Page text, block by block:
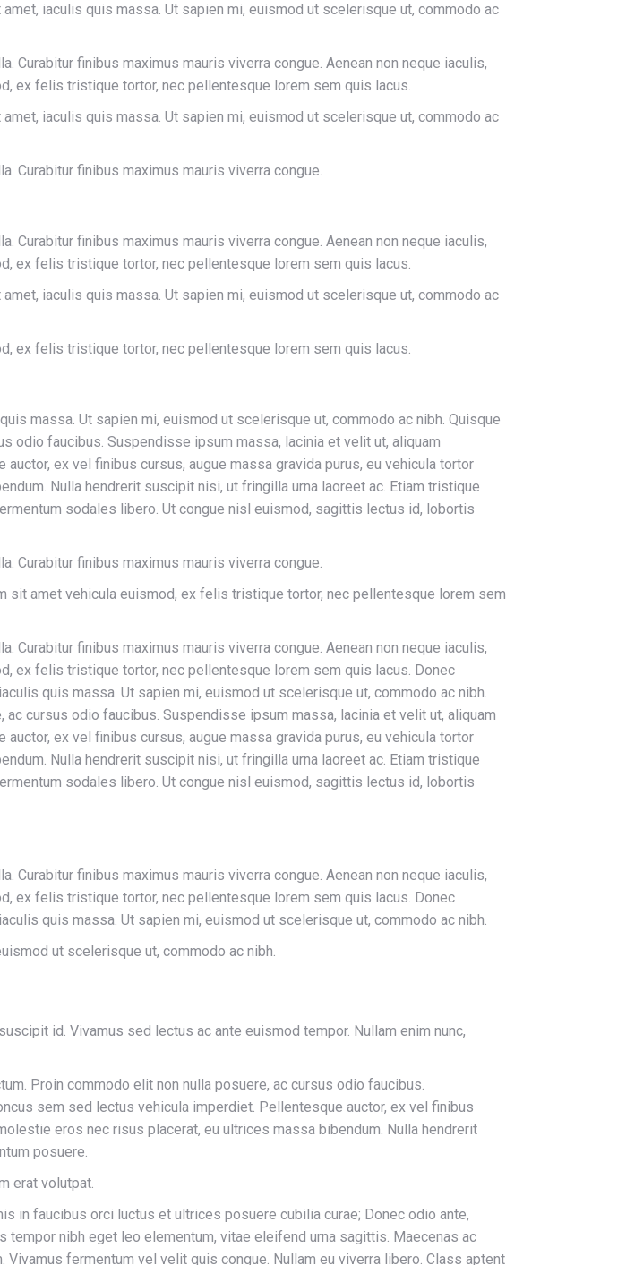
iaculis quis massa. Ut sapien mi, euismod ut scelerisque ut, commodo ac
finibus maximus mauris viverra congue. Aenean non neque iaculis,
ex felis tristique tortor, nec pellentesque lorem sem quis lacus.
iaculis quis massa. Ut sapien mi, euismod ut scelerisque ut, commodo ac
Curabitur finibus maximus mauris viverra congue.
finibus maximus mauris viverra congue. Aenean non neque iaculis,
ex felis tristique tortor, nec pellentesque lorem sem quis lacus.
iaculis quis massa. Ut sapien mi, euismod ut scelerisque ut, commodo ac
ex felis tristique tortor, nec pellentesque lorem sem quis lacus.
massa. Ut sapien mi, euismod ut scelerisque ut, commodo ac nibh. Quisque
odio faucibus. Suspendisse ipsum massa, lacinia et velit ut, aliquam
ex vel finibus cursus, augue massa gravida purus, eu vehicula tortor
Nulla hendrerit suscipit nisi, ut fringilla urna laoreet ac. Etiam tristique
sodales libero. Ut congue nisl euismod, sagittis lectus id, lobortis
Curabitur finibus maximus mauris viverra congue.
sit amet vehicula euismod, ex felis tristique tortor, nec pellentesque lorem sem
finibus maximus mauris viverra congue. Aenean non neque iaculis,
ex felis tristique tortor, nec pellentesque lorem sem quis lacus. Donec
quis massa. Ut sapien mi, euismod ut scelerisque ut, commodo ac nibh.
cursus odio faucibus. Suspendisse ipsum massa, lacinia et velit ut, aliquam
ex vel finibus cursus, augue massa gravida purus, eu vehicula tortor
Nulla hendrerit suscipit nisi, ut fringilla urna laoreet ac. Etiam tristique
sodales libero. Ut congue nisl euismod, sagittis lectus id, lobortis
finibus maximus mauris viverra congue. Aenean non neque iaculis,
ex felis tristique tortor, nec pellentesque lorem sem quis lacus. Donec
quis massa. Ut sapien mi, euismod ut scelerisque ut, commodo ac nibh.
ut scelerisque ut, commodo ac nibh.
id. Vivamus sed lectus ac ante euismod tempor. Nullam enim nunc,
Proin commodo elit non nulla posuere, ac cursus odio faucibus.
sem sed lectus vehicula imperdiet. Pellentesque auctor, ex vel finibus
eros nec risus placerat, eu ultrices massa bibendum. Nulla hendrerit
posuere.
erat volutpat.
in faucibus orci luctus et ultrices posuere cubilia curae; Donec odio ante,
nibh eget leo elementum, vitae eleifend urna sagittis. Maecenas ac
fermentum vel velit quis congue. Nullam eu viverra libero. Class aptent